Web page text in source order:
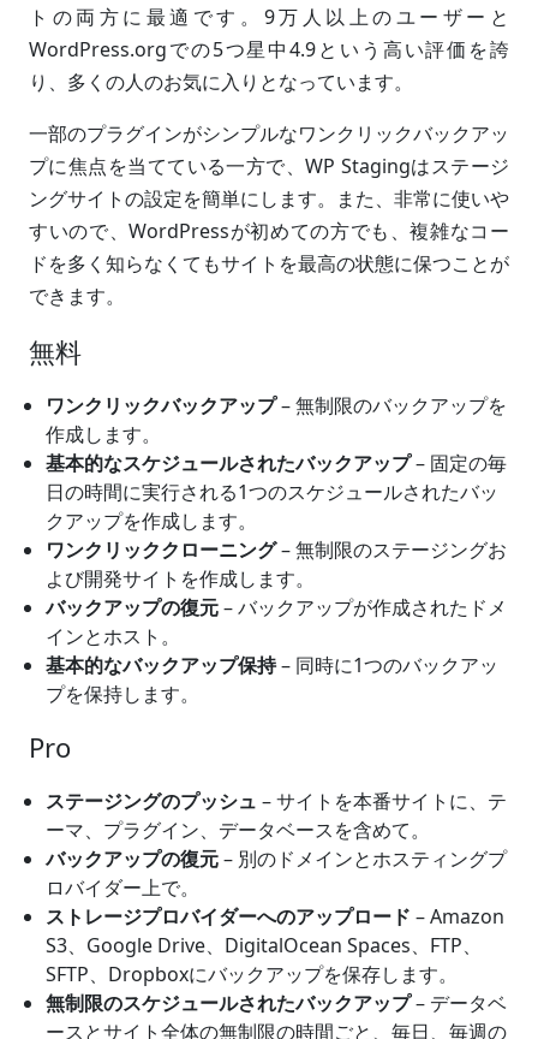
トの両方に最適です。9万人以上のユーザーと
WordPress.orgでの5つ星中4.9という高い評価を誇
り、多くの人のお気に入りとなっています。
一部のプラグインがシンプルなワンクリックバックアッ
プに焦点を当てている一方で、WP Stagingはステージ
ングサイトの設定を簡単にします。また、非常に使いや
すいので、WordPressが初めての方でも、複雑なコー
ドを多く知らなくてもサイトを最高の状態に保つことが
できます。
無料
ワンクリックバックアップ– 無制限のバックアップを
作成します。
基本的なスケジュールされたバックアップ– 固定の毎
日の時間に実行される1つのスケジュールされたバッ
クアップを作成します。
ワンクリッククローニング– 無制限のステージングお
よび開発サイトを作成します。
バックアップの復元– バックアップが作成されたドメ
インとホスト。
基本的なバックアップ保持– 同時に1つのバックアッ
プを保持します。
Pro
ステージングのプッシュ – サイトを本番サイトに、テ
ーマ、プラグイン、データベースを含めて。
バックアップの復元– 別のドメインとホスティングプ
ロバイダー上で。
ストレージプロバイダーへのアップロード – Amazon
S3、Google Drive、DigitalOcean Spaces、FTP、
SFTP、Dropboxにバックアップを保存します。
無制限のスケジュールされたバックアップ– データベ
ースとサイト全体の無制限の時間ごと、毎日、毎週の